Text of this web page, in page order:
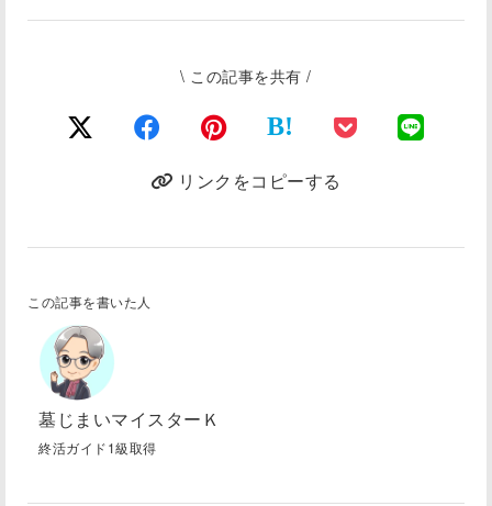
\ この記事を共有 /
B!
リンクをコピーする
この記事を書いた人
墓じまいマイスターＫ
終活ガイド1級取得